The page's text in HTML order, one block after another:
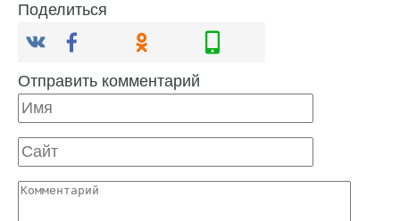
Поделиться
Отправить комментарий
Имя
Сайт
Комментарий